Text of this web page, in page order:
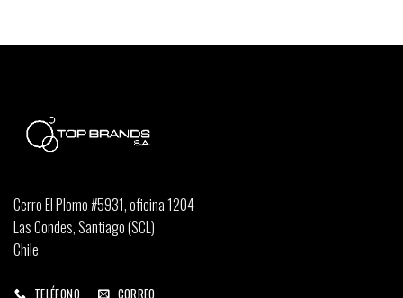
Cerro El Plomo #5931, oficina 1204
Las Condes, Santiago (SCL)
Chile
TELÉFONO CORREO